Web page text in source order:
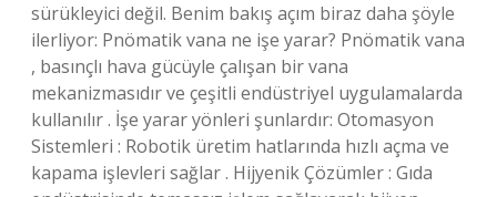
sürükleyici değil. Benim bakış açım biraz daha şöyle
ilerliyor: Pnömatik vana ne işe yarar? Pnömatik vana
, basınçlı hava gücüyle çalışan bir vana
mekanizmasıdır ve çeşitli endüstriyel uygulamalarda
kullanılır . İşe yarar yönleri şunlardır: Otomasyon
Sistemleri : Robotik üretim hatlarında hızlı açma ve
kapama işlevleri sağlar . Hijyenik Çözümler : Gıda